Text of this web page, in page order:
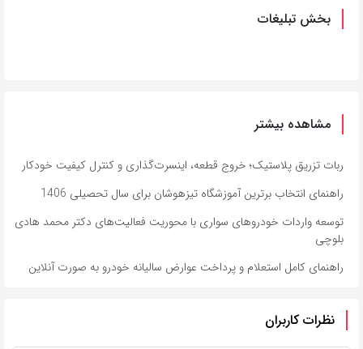
بخش تبلیغات
مشاهده بیشتر
ربات تزریق پلاستیک؛ خروج قطعه، اینسرت‌گذاری و کنترل کیفیت خودکار
راهنمای انتخاب برترین آموزشگاه تیزهوشان برای سال تحصیلی 1406
توسعه واردات خودروهای سواری با محوریت فعالیت‌های دکتر محمد هادی
بلوچی
راهنمای کامل استعلام و پرداخت عوارض سالیانه خودرو به صورت آنلاین
نظرات کاربران